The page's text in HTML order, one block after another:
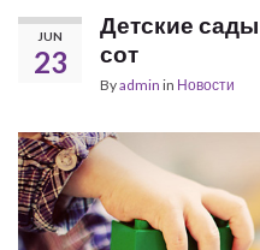
JUN
23
Детские
сот
Byadmin in Новости